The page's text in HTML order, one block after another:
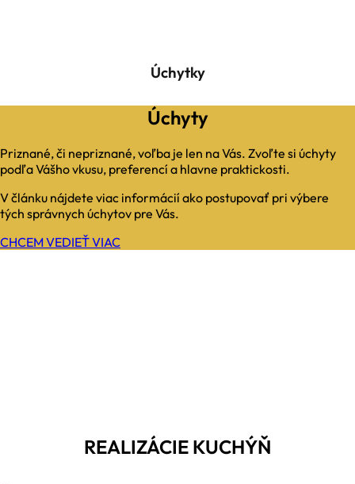
Úchytky
Úchyty
Priznané, či nepriznané, voľba je len na Vás. Zvoľte si úchyty
podľa Vášho vkusu, preferencí a hlavne praktickosti.
V článku nájdete viac informácií ako postupovať pri výbere
tých správnych úchytov pre Vás.
CHCEM VEDIEŤ VIAC
REALIZÁCIE KUCHÝŇ